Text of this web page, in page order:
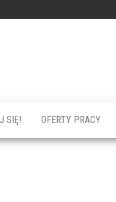
SIĘ! OFERTY PRACY